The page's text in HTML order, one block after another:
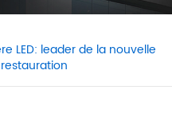
LED: leader de la nouvelle